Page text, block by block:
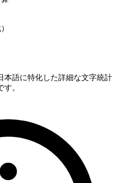
本語に特化した詳細な文字統計
。